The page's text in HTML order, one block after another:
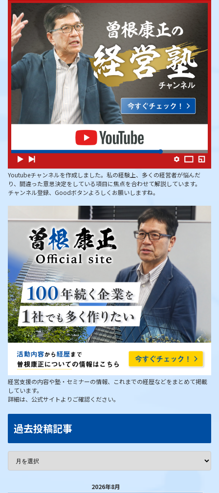
Youtubeチャンネルを作成しました。私の経験上、多くの経営者が悩んだ
り、間違った意思決定をしている項目に焦点を合わせて解説しています。
チャンネル登録、Goodボタンよろしくお願いしますね。
経営支援の内容や塾・セミナーの情報、これまでの経歴などをまとめて掲載
しています。
詳細は、公式サイトよりご確認ください。
過去投稿記事
2026年8月